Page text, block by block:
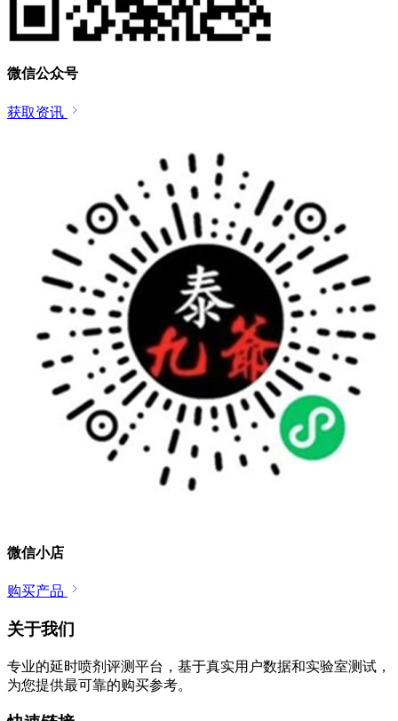
微信公众号
获取资讯
微信小店
购买产品
关于我们
专业的延时喷剂评测平台，基于真实用户数据和实验室测试，
为您提供最可靠的购买参考。